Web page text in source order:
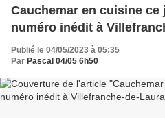
Cauchemar en cuisine ce
numéro inédit à
Publié le 04/05/2023 à 05:35
Par Pascal 04/05 6h50